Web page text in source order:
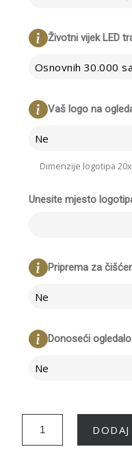
Životni vijek LED
Osnovnih 30.000
Vaš logo na
Ne
Dimenzije logotipa
Unesite mjesto
Priprema za
Ne
Donoseći
Ne